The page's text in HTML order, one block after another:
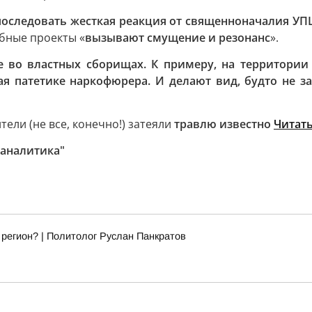
жесткая реакция от священноначалия
проекты «вызывают смущение и резонанс».
во властных сборищах. К примеру, на
патетике наркофюрера. И делают вид, будто не
(не все, конечно!) затеяли травлю известно
| Политолог Руслан Панкратов